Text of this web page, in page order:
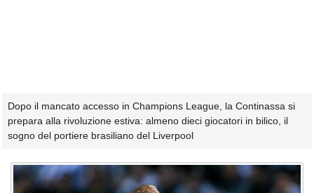
Dopo il mancato accesso in Champions League, la Continassa si
prepara alla rivoluzione estiva: almeno dieci giocatori in bilico, il
sogno del portiere brasiliano del Liverpool